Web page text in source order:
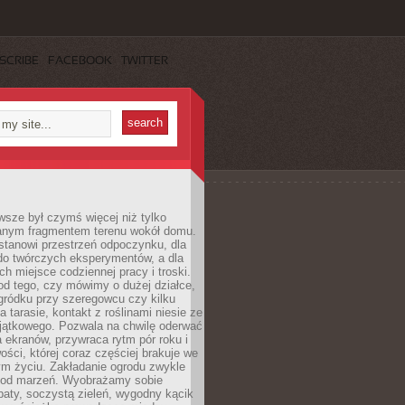
FACEBOOK TWITTER
był czymś więcej niż tylko
fragmentem terenu wokół domu.
przestrzeń odpoczynku, dla
twórczych eksperymentów, a dla
miejsce codziennej pracy i troski.
tego, czy mówimy o dużej działce,
przy szeregowcu czy kilku
tarasie, kontakt z roślinami niesie ze
Pozwala na chwilę oderwać
ekranów, przywraca rytm pór roku i
której coraz częściej brakuje we
życiu. Zakładanie ogrodu zwykle
marzeń. Wyobrażamy sobie
soczystą zieleń, wygodny kącik